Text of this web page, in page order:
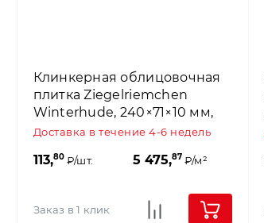
Клинкерная облицовочная
плитка Ziegelriemchen
Winterhude, 240×71×10 мм,
ABC Klinkergruppe
Доставка в течение 4-6 недель
113,80₽/шт. 5 475,87 ₽/м²
Заказ в 1 клик